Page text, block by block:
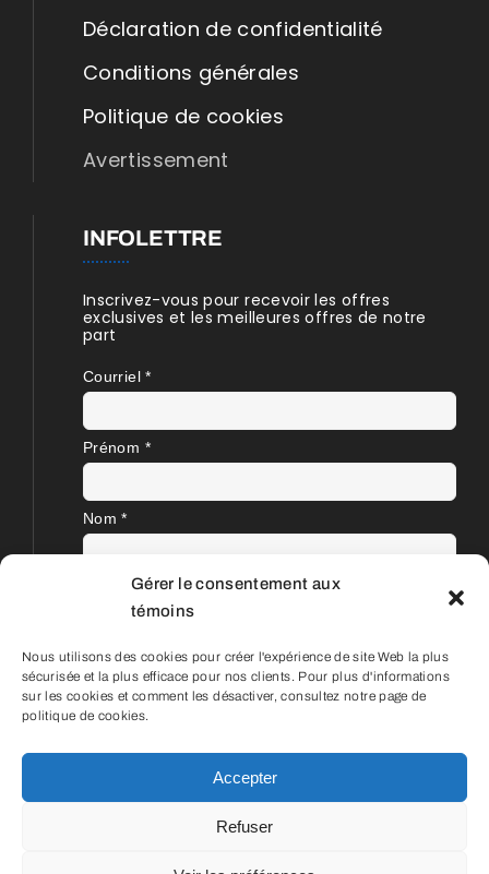
Gérer le consentement aux
témoins
Nous utilisons des cookies pour créer l'expérience de site Web la plus
sécurisée et la plus efficace pour nos clients. Pour plus d'informations
sur les cookies et comment les désactiver, consultez notre page de
politique de cookies.
Accepter
Refuser
Déclaration de confidentialité
Conditions générales
Politique de cookies
Avertissement
INFOLETTRE
Inscrivez-vous pour recevoir les offres
exclusives et les meilleures offres de notre
part
Courriel*
Prénom *
Nom*